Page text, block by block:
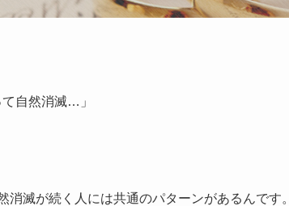
自然消滅…」
滅が続く人には共通のパターンがあるんです。